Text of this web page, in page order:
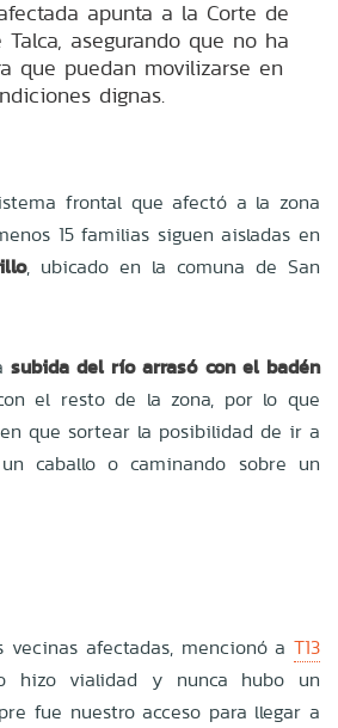
apunta a la Corte de
asegurando que no ha
que puedan movilizarse en
dignas.
frontal que afectó a la zona
15 familias siguen aisladas en
, ubicado en la comuna de San
subida del río arrasó con el badén
el resto de la zona, por lo que
que sortear la posibilidad de ir a
caballo o caminando sobre un
vecinas afectadas, mencionó a T13
hizo vialidad y nunca hubo un
fue nuestro acceso para llegar a